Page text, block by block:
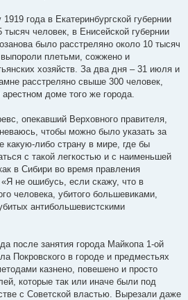
года в Екатеринбургской губернии
человек, в Енисейской губернии
было расстреляно около 10 тысяч
плетьми, сожжено и
хозяйств. За два дня – 31 июля и
расстреляно свыше 300 человек,
доме того же города.
опекавший Верховного правителя,
чтобы можно было указать за
какую-либо страну в мире, где бы
с такой легкостью и с наименьшей
в Сибири во время правления
не ошибусь, если скажу, что в
человека, убитого большевиками,
антибольшевистскими
после занятия города Майкопа 1-ой
Покровского в городе и предместьях
казнено, повешено и просто
которые так или иначе были под
с Советской властью. Вырезали даже